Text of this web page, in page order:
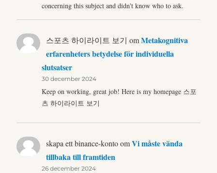
concerning this subject and didn't know who to ask.
스포츠 하이라이트 보기 omMetakognitiva
erfarenheters betydelse för individuella
slutsatser
30 december 2024
Keep on working, great job! Here is my homepage 스포
츠 하이라이트 보기
skapa ett binance-kontoomVi måste vända
tillbaka till framtiden
26 december 2024